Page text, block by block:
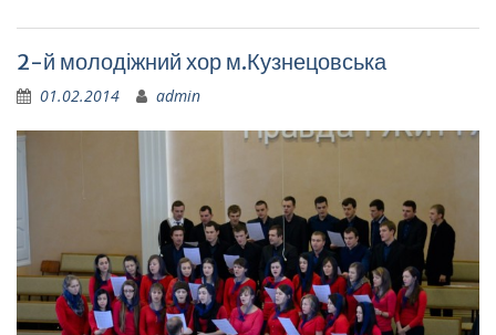
2-й молодіжний хор м.Кузнецовська
01.02.2014 admin